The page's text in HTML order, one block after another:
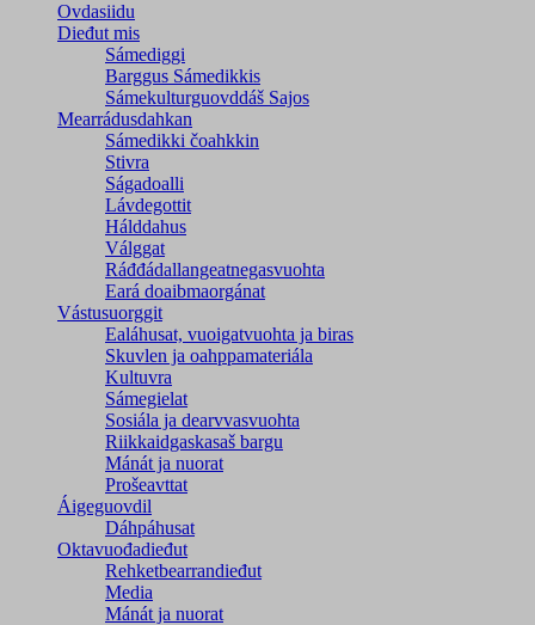
Ovdasiidu
Dieđut mis
Sámediggi
Barggus Sámedikkis
Sámekulturguovddáš Sajos
Mearrádusdahkan
Sámedikki čoahkkin
Stivra
Ságadoalli
Lávdegottit
Hálddahus
Válggat
Ráđđádallangeatnegas­vuohta
Eará doaibmaorgánat
Vástusuorggit
Ealáhusat, vuoigatvuohta ja biras
Skuvlen ja oahppamateriála
Kultuvra
Sámegielat
Sosiála ja dearvvasvuohta
Riikkaidgaskasaš bargu
Mánát ja nuorat
Prošeavttat
Áigeguovdil
Dáhpáhusat
Oktavuođadieđut
Rehketbearrandieđut
Media
Mánát ja nuorat